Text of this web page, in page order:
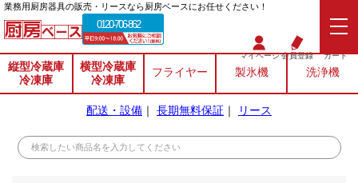
業務⽤厨房器具の販売・リースなら厨房ベースにお任せください！
0120-706-862
マイページ会員登録 カート
縦型冷蔵庫
冷凍庫
横型冷蔵庫
冷凍庫
フライヤー 製氷機 洗浄機
配送・設備 ｜ 長期無料保証 ｜ リース